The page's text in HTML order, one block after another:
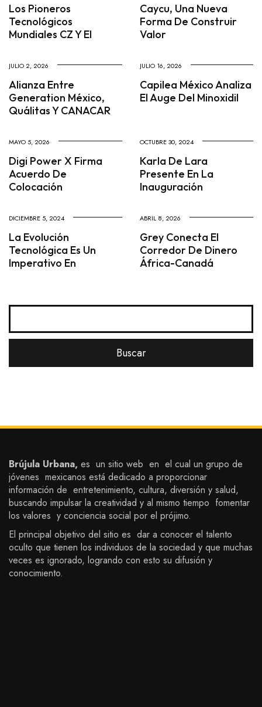
Los Pioneros
Tecnológicos
Mundiales CZ Y El
Caycu, Una Nueva
Forma De Construir
Valor
JULIO 2, 2026
Alianza Entre
Generation México,
Quálitas Y CANACAR
JULIO 16, 2026
Capilea México Analiza
El Auge Del Minoxidil
MAYO 5, 2026
Digi Power X Firma
Acuerdo De
Colocación
OCTUBRE 30, 2024
Karla De Lara
Presente En La
Inauguración
DICIEMBRE 5, 2024
La Evolución
Tecnológica Es Un
Imperativo En
ABRIL 8, 2026
Grey Conecta El
Corredor De Dinero
África-Canadá
Brújula Urbana, es un sitio web en el cual un grupo de
jóvenes mexicanos está dedicado a proporcionar
información de entretenimiento, cultura, diversión y salud,
buscando impulsar la creatividad y al mismo tiempo fomentar
los valores y conciencia social por el prójimo.
El principal objetivo del sitio es dar a conocer el talento
oculto que tienen los individuos de la sociedad y que muchas
veces es ignorado, logrando con esto su difusión y
conocimiento.